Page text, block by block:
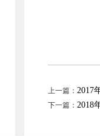
上一篇： 2017
下一篇： 2018